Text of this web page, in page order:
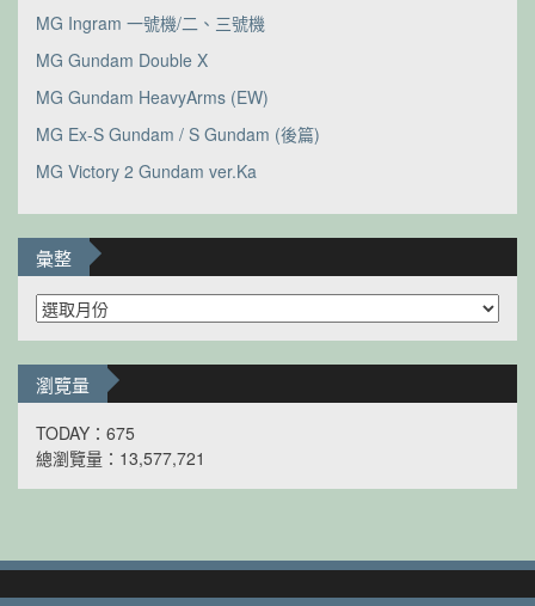
MG Ingram 一號機/二、三號機
MG Gundam Double X
MG Gundam HeavyArms (EW)
MG Ex-S Gundam / S Gundam (後篇)
MG Victory 2 Gundam ver.Ka
彙整
彙
整
瀏覽量
TODAY：675
總瀏覽量：13,577,721